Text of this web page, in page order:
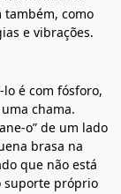
como
e vibrações.
é com fósforo,
chama.
o” de um lado
brasa na
que não está
suporte próprio